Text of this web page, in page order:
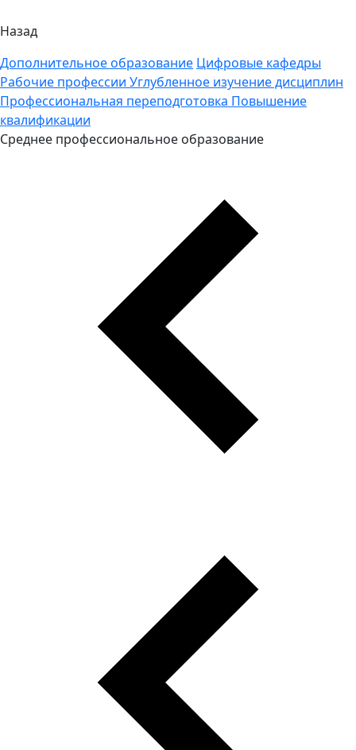
Назад
Дополнительное образование Цифровые кафедры
Рабочие профессии Углубленное изучение дисциплин
Профессиональная переподготовка Повышение
квалификации
Среднее профессиональное образование